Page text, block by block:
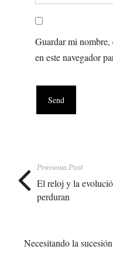
Guardar mi
en este navegador
Previous Post
El reloj y la
perduran
Necesitando la